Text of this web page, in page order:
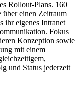
Rollout-Plans. 160
über einen Zeitraum
ihr eigenes Intranet
Fokus
Konzeption sowie
mit einem
und Status jederzeit